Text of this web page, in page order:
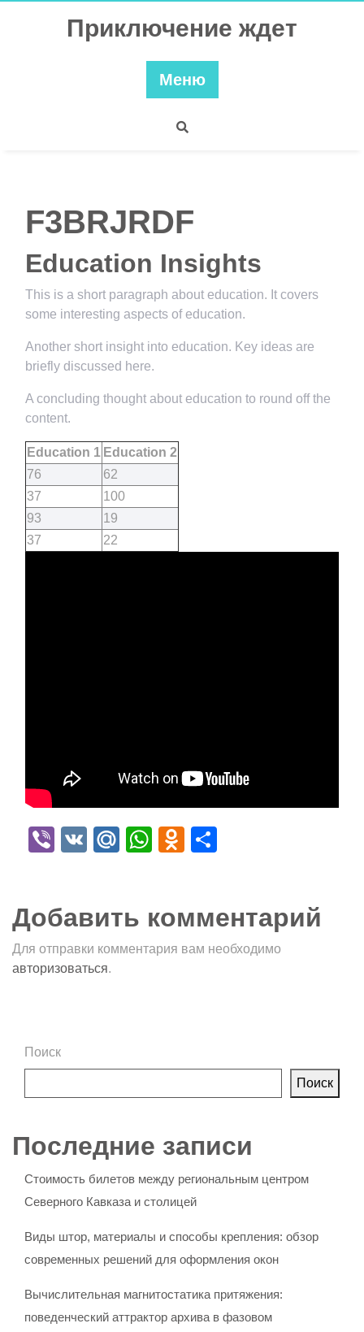
Приключение ждет
Меню
F3BRJRDF
Education Insights
This is a short paragraph about education. It covers
some interesting aspects of education.
Another short insight into education. Key ideas are
briefly discussed here.
A concluding thought about education to round off the
content.
Education 1 Education 2
76
62
37
100
93
19
37
22
Viber
VK Mail.Ru
WhatsApp
Odnoklassniki
Добавить комментарий
Для отправки комментария вам необходимо
авторизоваться.
Поиск
Поиск
Последние записи
Стоимость билетов между региональным центром
Северного Кавказа и столицей
Виды штор, материалы и способы крепления: обзор
современных решений для оформления окон
Вычислительная магнитостатика притяжения:
поведенческий аттрактор архива в фазовом